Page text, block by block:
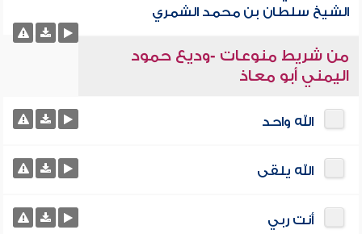
الشيخ سلطان بن محمد الشمري
من شريط منوعات -وديع حمود
اليمني أبو معاذ
الله واحد
الله يلقى
أنت ربي